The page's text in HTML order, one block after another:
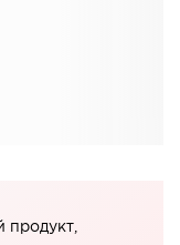
продукт,